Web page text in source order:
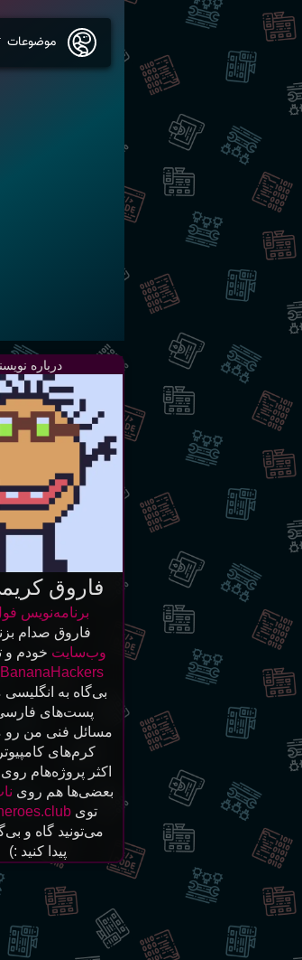
موضوعات
درباره
فاروق
برنامه‌نویس
فاروق صدام
وب‌سایت خودم و
BananaHackers
بی‌گاه به
پست‌های
مسائل فنی من رو
کرم‌های
اکثر پروژه‌هام روی
بعضی‌ها هم روی
توی
می‌تونید گاه و
پیدا کنید‌ :)